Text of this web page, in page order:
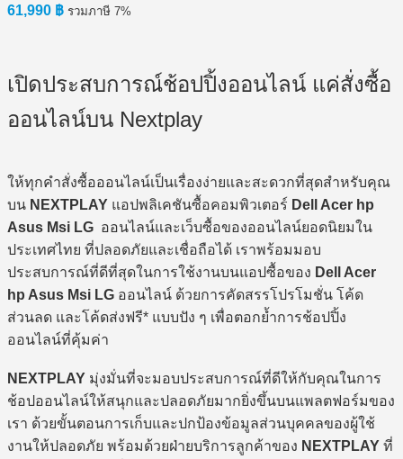
61,990 ฿ รวมภาษี 7%
เปิดประสบการณ์ช้อปปิ้งออนไลน์ แค่สั่งซื้อ
ออนไลน์บน Nextplay
ให้ทุกคำสั่งซื้อออนไลน์เป็นเรื่องง่ายและสะดวกที่สุดสำหรับคุณ
บน NEXTPLAY แอปพลิเคชันซื้อคอมพิวเตอร์ Dell Acer hp
Asus Msi LG ออนไลน์และเว็บซื้อของออนไลน์ยอดนิยมใน
ประเทศไทย ที่ปลอดภัยและเชื่อถือได้ เราพร้อมมอบ
ประสบการณ์ที่ดีที่สุดในการใช้งานบนแอปซื้อของ Dell Acer
hp Asus Msi LG ออนไลน์ ด้วยการคัดสรรโปรโมชั่น โค้ด
ส่วนลด และโค้ดส่งฟรี* แบบปัง ๆ เพื่อตอกย้ำการช้อปปิ้ง
ออนไลน์ที่คุ้มค่า
NEXTPLAY มุ่งมั่นที่จะมอบประสบการณ์ที่ดีให้กับคุณในการ
ช้อปออนไลน์ให้สนุกและปลอดภัยมากยิ่งขึ้นบนแพลตฟอร์มของ
เรา ด้วยขั้นตอนการเก็บและปกป้องข้อมูลส่วนบุคคลของผู้ใช้
งานให้ปลอดภัย พร้อมด้วยฝ่ายบริการลูกค้าของ NEXTPLAY ที่